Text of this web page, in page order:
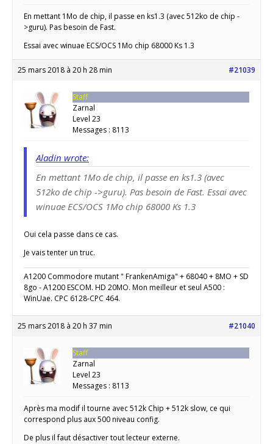
En mettant 1Mo de chip, il passe en ks1.3 (avec 512ko de chip -
>guru). Pas besoin de Fast.
Essai avec winuae ECS/OCS 1Mo chip 68000 Ks 1.3
25 mars 2018 à 20 h 28 min #21039
Staff
Zarnal
Level 23
Messages : 8113
Aladin wrote:
En mettant 1Mo de chip, il passe en ks1.3 (avec
512ko de chip ->guru). Pas besoin de Fast. Essai avec
winuae ECS/OCS 1Mo chip 68000 Ks 1.3
Oui cela passe dans ce cas.
Je vais tenter un truc.
A1200 Commodore mutant " FrankenAmiga" + 68040 + 8MO + SD
8go - A1200 ESCOM. HD 20MO. Mon meilleur et seul A500 :
WinUae. CPC 6128-CPC 464.
25 mars 2018 à 20 h 37 min #21040
Staff
Zarnal
Level 23
Messages : 8113
Après ma modif il tourne avec 512k Chip + 512k slow, ce qui
correspond plus aux 500 niveau config.
De plus il faut désactiver tout lecteur externe.